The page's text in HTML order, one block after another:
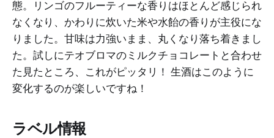
態。リンゴのフルーティーな香りはほとんど感じられ
なくなり、かわりに炊いた米や水飴の香りが主役にな
りました。甘味は力強いまま、丸くなり落ち着きまし
た。試しにテオブロマのミルクチョコレートと合わせ
た見たところ、これがピッタリ！ 生酒はこのように
変化するのが楽しいですね！
ラベル情報